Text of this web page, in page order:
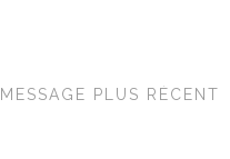
MESSAGE PLUS RÉCENT